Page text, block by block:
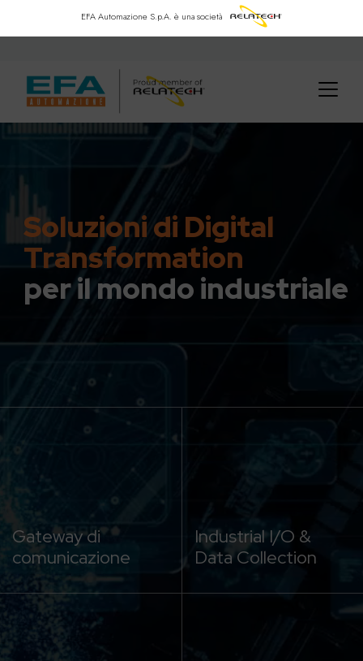
EFA Automazione S.p.A. è una società
Soluzioni di Digital
Transformation
per il mondo industriale
Gateway di
comunicazione
Industrial I/O &
Data Collection